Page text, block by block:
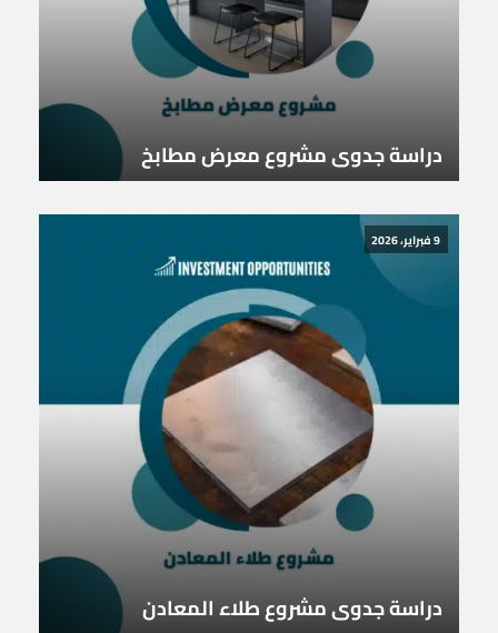
دراسة جدوى مشروع معرض مطابخ
9 فبراير، 2026
دراسة جدوى مشروع طلاء المعادن